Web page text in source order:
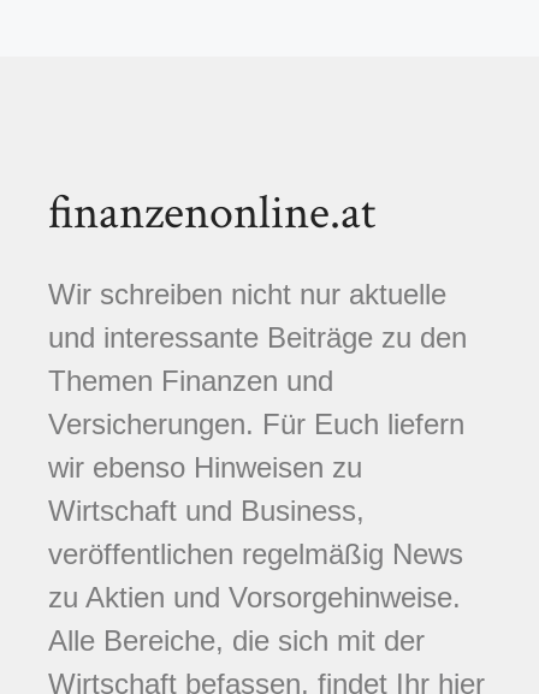
finanzenonline.at
Wir schreiben nicht nur aktuelle
und interessante Beiträge zu den
Themen Finanzen und
Versicherungen. Für Euch liefern
wir ebenso Hinweisen zu
Wirtschaft und Business,
veröffentlichen regelmäßig News
zu Aktien und Vorsorgehinweise.
Alle Bereiche, die sich mit der
Wirtschaft befassen, findet Ihr hier